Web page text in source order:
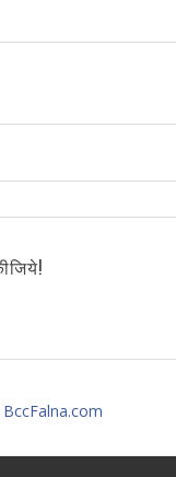
BccFalna.com